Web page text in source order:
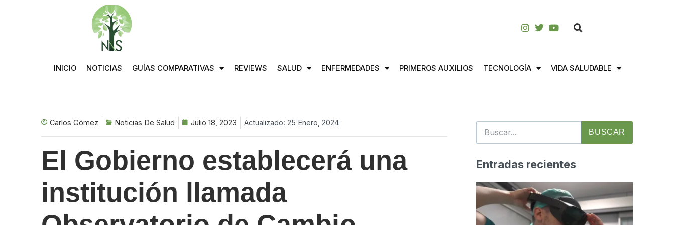
INICIO NOTICIAS GUÍAS COMPARATIVAS REVIEWS SALUD ENFERMEDADES PRIMEROS AUXILIOS TECNOLOGÍA VIDA SALUDABLE
Carlos Gómez Noticias De Salud Julio 18, 2023 Actualizado: 25 Enero, 2024
El Gobierno establecerá una
institución llamada
BUSCAR
Entradas recientes